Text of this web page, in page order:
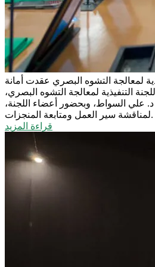
عقدت أمانة
الباحة الاجتماع (52) للجنة التنفيذية لمعالجة التشوه البصري،
علي السواط، وبحضور أعضاء اللجنة،
لمناقشة سير العمل ومتابعة المنجزات.
قراءة المزيد